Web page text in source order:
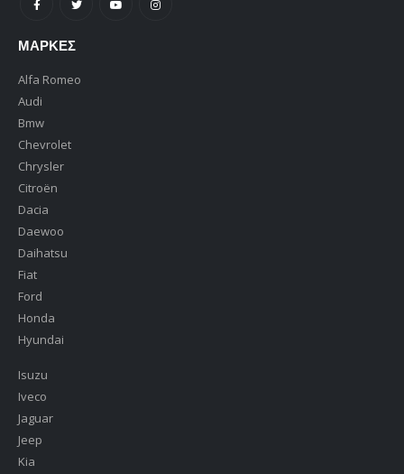
ΜΆΡΚΕΣ
Alfa Romeo
Audi
Bmw
Chevrolet
Chrysler
Citroën
Dacia
Daewoo
Daihatsu
Fiat
Ford
Honda
Hyundai
Isuzu
Iveco
Jaguar
Jeep
Kia